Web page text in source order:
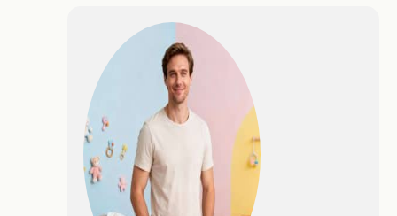
autour du parc, offrent une sécurité
supplémentaire TESTÉ: Le parc et tous
les matériaux utilisés sont sans
danger pour les enfants, fabriqués et
testés selon la norme EN-12227
MULTIFONCTIONNEL: Peut être utilisé
comme parc ou barrière, montage très
simple, nombreuses options
d'installation flexibles grâce à un
mécanisme de pression
RECOMMANDATION D'ÂGE: Convient